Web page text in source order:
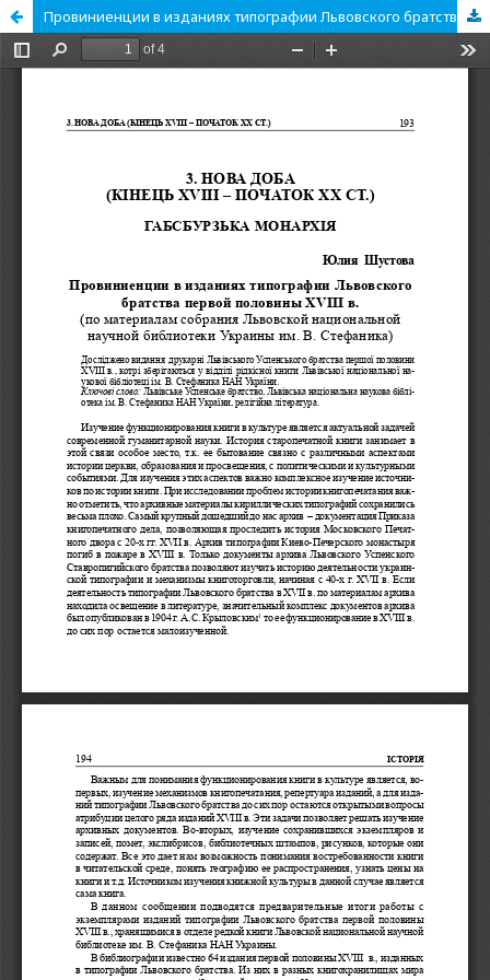
Провиниенции в изданиях типографии Львовского братства первой половины XVIII в.